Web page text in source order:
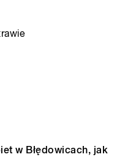
w Błędowicach, jak